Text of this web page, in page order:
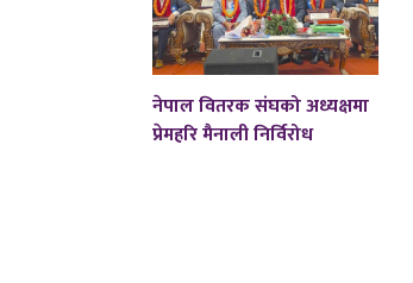
नेपाल वितरक संघको अध्यक्षमा
प्रेमहरि मैनाली निर्विरोध